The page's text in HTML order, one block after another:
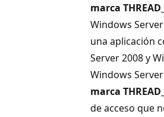
marca
Windows
una aplicación
Server 2008 y
Windows
marca
de acceso que